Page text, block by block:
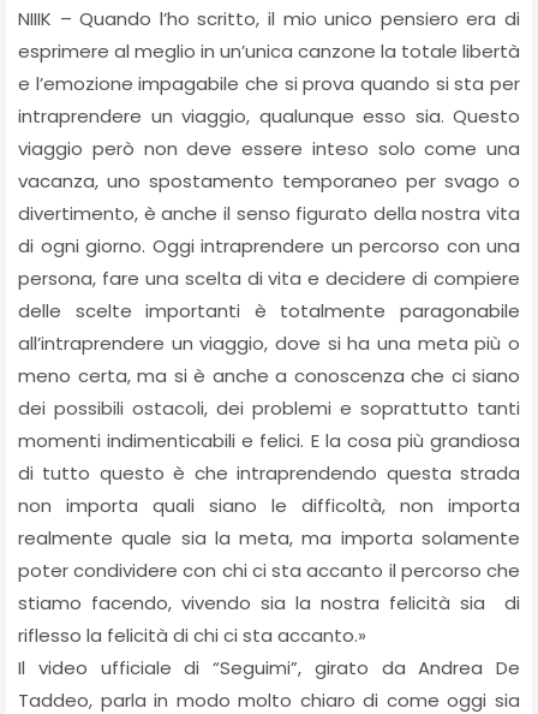
NIIIK – Quando l’ho scritto, il mio unico pensiero era di
esprimere al meglio in un’unica canzone la totale libertà
e l’emozione impagabile che si prova quando si sta per
intraprendere un viaggio, qualunque esso sia. Questo
viaggio però non deve essere inteso solo come una
vacanza, uno spostamento temporaneo per svago o
divertimento, è anche il senso figurato della nostra vita
di ogni giorno. Oggi intraprendere un percorso con una
persona, fare una scelta di vita e decidere di compiere
delle scelte importanti è totalmente paragonabile
all’intraprendere un viaggio, dove si ha una meta più o
meno certa, ma si è anche a conoscenza che ci siano
dei possibili ostacoli, dei problemi e soprattutto tanti
momenti indimenticabili e felici. E la cosa più grandiosa
di tutto questo è che intraprendendo questa strada
non importa quali siano le difficoltà, non importa
realmente quale sia la meta, ma importa solamente
poter condividere con chi ci sta accanto il percorso che
stiamo facendo, vivendo sia la nostra felicità sia di
riflesso la felicità di chi ci sta accanto.»
Il video ufficiale di “Seguimi”, girato da Andrea De
Taddeo, parla in modo molto chiaro di come oggi sia